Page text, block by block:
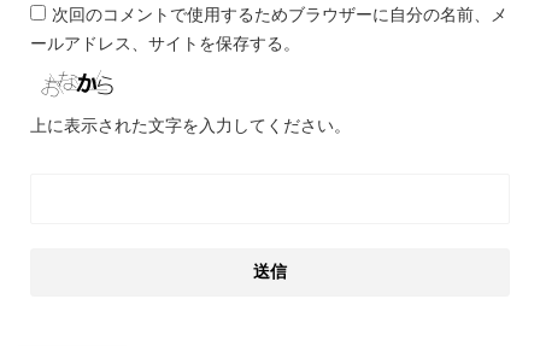
次回のコメントで使用するためブラウザーに自分の名前、メ
ールアドレス、サイトを保存する。
上に表示された文字を入力してください。